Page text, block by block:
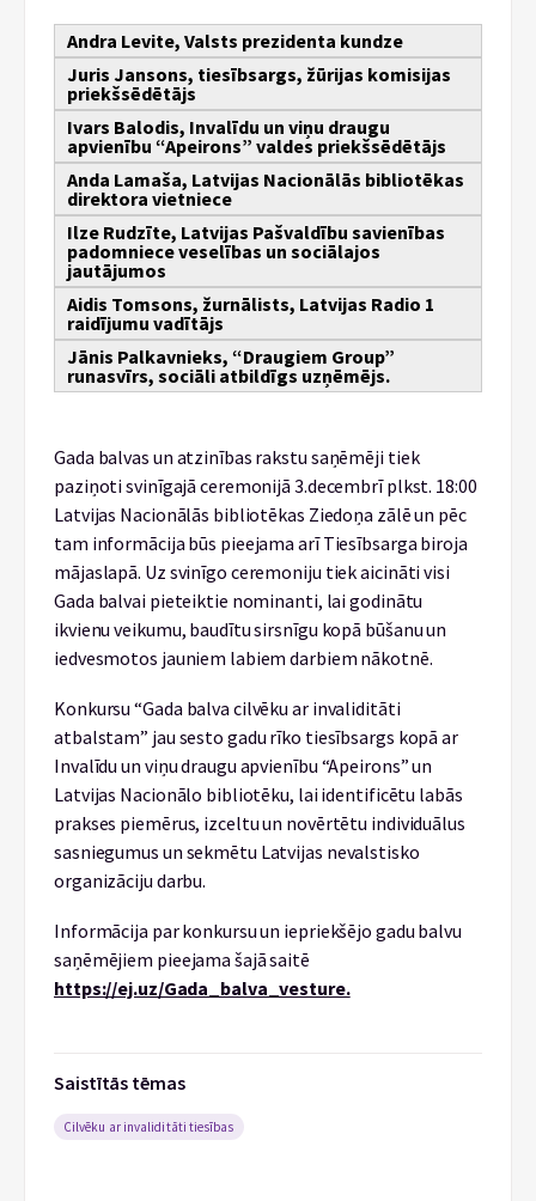
Andra Levite, Valsts prezidenta kundze
Juris Jansons, tiesībsargs, žūrijas komisijas
priekšsēdētājs
Ivars Balodis, Invalīdu un viņu draugu
apvienību “Apeirons” valdes priekšsēdētājs
Anda Lamaša, Latvijas Nacionālās bibliotēkas
direktora vietniece
Ilze Rudzīte, Latvijas Pašvaldību savienības
padomniece veselības un sociālajos
jautājumos
Aidis Tomsons, žurnālists, Latvijas Radio 1
raidījumu vadītājs
Jānis Palkavnieks, “Draugiem Group”
runasvīrs, sociāli atbildīgs uzņēmējs.
Gada balvas un atzinības rakstu saņēmēji tiek
paziņoti svinīgajā ceremonijā 3.decembrī plkst. 18:00
Latvijas Nacionālās bibliotēkas Ziedoņa zālē un pēc
tam informācija būs pieejama arī Tiesībsarga biroja
mājaslapā. Uz svinīgo ceremoniju tiek aicināti visi
Gada balvai pieteiktie nominanti, lai godinātu
ikvienu veikumu, baudītu sirsnīgu kopā būšanu un
iedvesmotos jauniem labiem darbiem nākotnē.
Konkursu “Gada balva cilvēku ar invaliditāti
atbalstam” jau sesto gadu rīko tiesībsargs kopā ar
Invalīdu un viņu draugu apvienību “Apeirons” un
Latvijas Nacionālo bibliotēku, lai identificētu labās
prakses piemērus, izceltu un novērtētu individuālus
sasniegumus un sekmētu Latvijas nevalstisko
organizāciju darbu.
Informācija par konkursu un iepriekšējo gadu balvu
saņēmējiem pieejama šajā saitē
https://ej.uz/Gada_balva_vesture.
Saistītās tēmas
Cilvēku ar invaliditāti tiesības